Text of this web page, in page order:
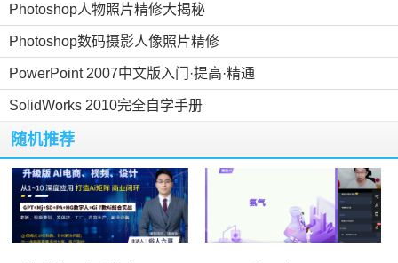
Photoshop人物照片精修大揭秘
Photoshop数码摄影人像照片精修
PowerPoint 2007中文版入门·提高·精通
SolidWorks 2010完全自学手册
随机推荐